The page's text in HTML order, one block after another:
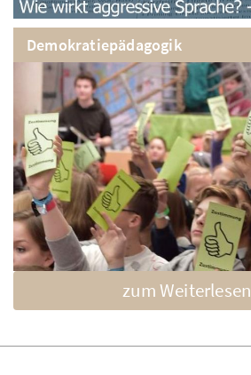
Demokratiepädagogik
zum Weiterlesen